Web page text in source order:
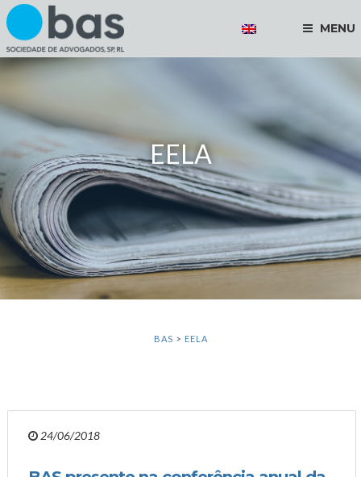
MENU
EELA
BAS > EELA
24/06/2018